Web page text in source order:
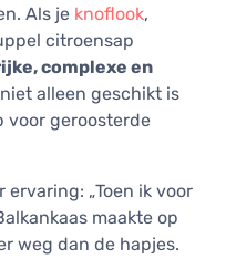
Als je knoflook,
citroensap
complexe en
alleen geschikt is
voor geroosterde
„Toen ik voor
maakte op
weg dan de hapjes.